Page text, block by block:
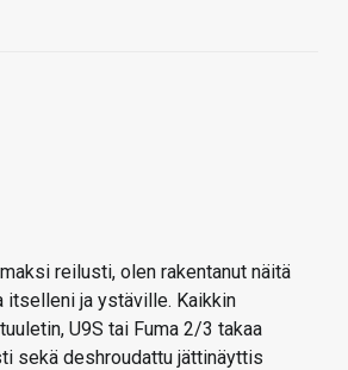
reilusti, olen rakentanut näitä
itselleni ja ystäville. Kaikkin
U9S tai Fuma 2/3 takaa
sekä deshroudattu jättinäyttis